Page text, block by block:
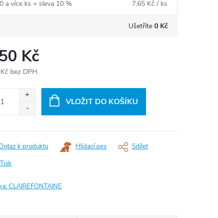
a více ks = sleva 10 % 7,65 Kč / ks
Ušetříte 0 Kč
Kč
bez DPH
VLOŽIT DO KOŠÍKU
Tisk
Dotaz k produktu Hlídací pes Sdílet
CLAIREFONTAINE